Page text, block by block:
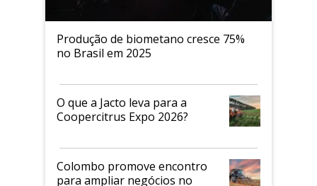
Produção de biometano cresce 75%
no Brasil em 2025
O que a Jacto leva para a
Coopercitrus Expo 2026?
Colombo promove encontro
para ampliar negócios no